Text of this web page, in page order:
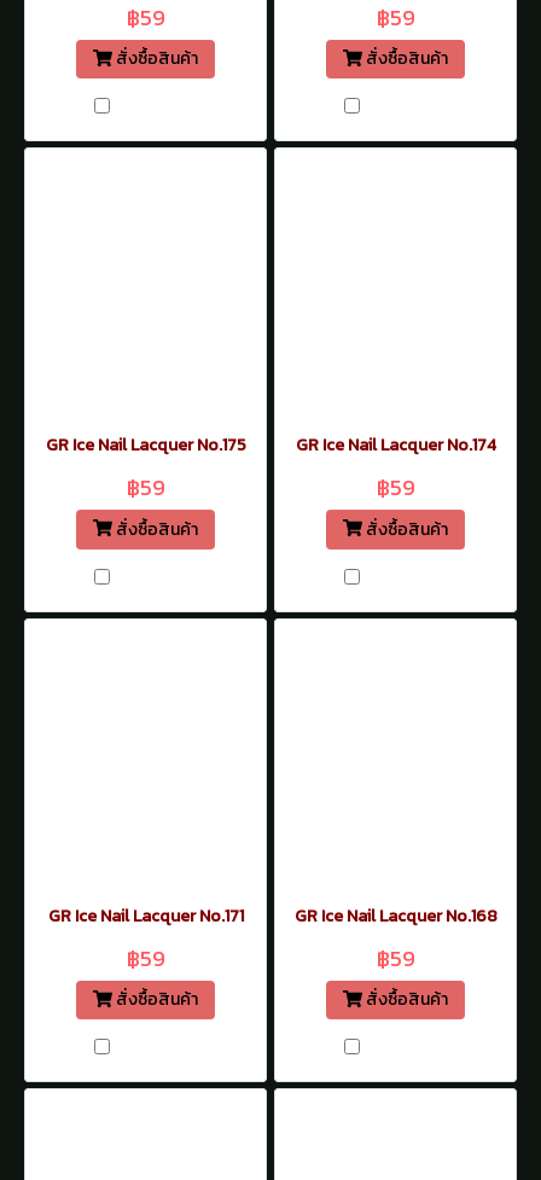
฿59
สั่งซื้อสินค้า
฿59
สั่งซื้อสินค้า
GR Ice Nail Lacquer No.175
฿59
สั่งซื้อสินค้า
GR Ice Nail Lacquer No.174
฿59
สั่งซื้อสินค้า
GR Ice Nail Lacquer No.171
฿59
สั่งซื้อสินค้า
GR Ice Nail Lacquer No.168
฿59
สั่งซื้อสินค้า